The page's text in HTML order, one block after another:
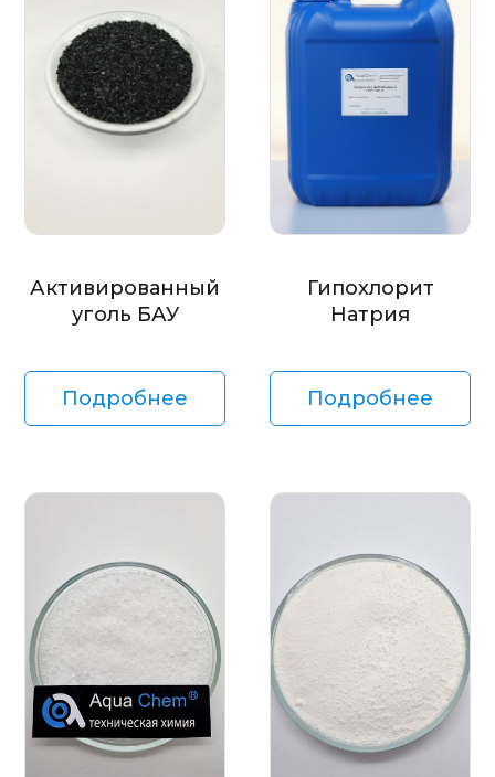
Активированный
уголь БАУ
Подробнее
Гипохлорит
Натрия
Подробнее